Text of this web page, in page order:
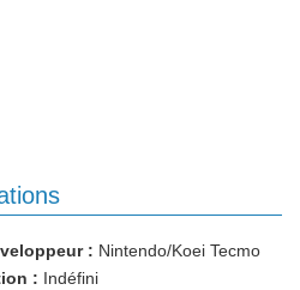
: Nintendo/Koei Tecmo
: Indéfini